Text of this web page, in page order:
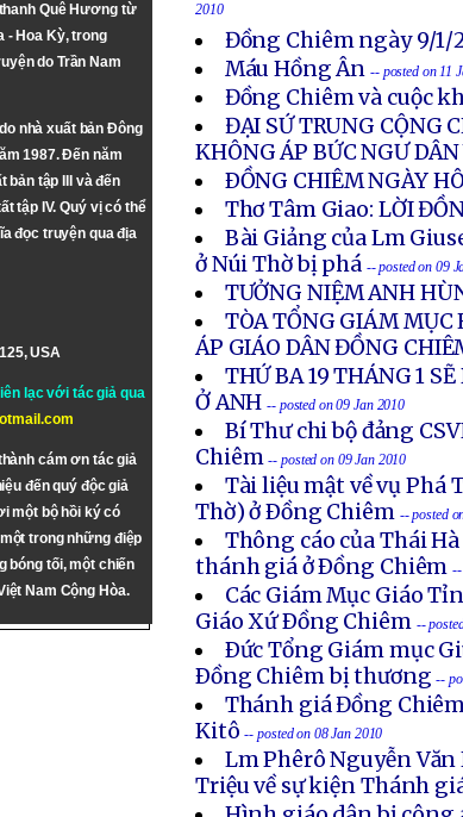
Quê Hương từ
- Hoa Kỳ, trong
do Trần Nam
nhà xuất bản Đông
1987. Đến năm
bản tập III và đến
tập IV. Quý vị có thể
đọc truyện qua địa
USA
lạc với tác giả qua
cám ơn tác giả
đến quý độc giả
một bộ hồi ký có
trong những điệp
bóng tối, một chiến
Nam Cộng Hòa.
2010
Đồng Chiêm ngày 9/1/
Máu Hồng Ân -- posted on 11
Đồng Chiêm và cuộc
ĐẠI SỨ TRUNG CỘNG
KHÔNG ÁP BỨC NGƯ
ÐỒNG CHIÊM NGÀY
Thơ Tâm Giao: LỜI
Bài Giảng của Lm
ở Núi Thờ bị phá -- posted on 09
TƯỞNG NIỆM ANH
TÒA TỔNG GIÁM MỤC
ÁP GIÁO DÂN ĐỒNG
THỨ BA 19 THÁNG 1
Ở ANH -- posted on 09 Jan 2010
Bí Thư chi bộ đảng
Chiêm -- posted on 09 Jan 2010
Tài liệu mật về vụ Phá
Thờ) ở Ðồng Chiêm -- posted
Thông cáo của Thái
thánh giá ở Ðồng Chiêm
Các Giám Mục Giáo
Giáo Xứ Ðồng Chiêm --
Ðức Tổng Giám mục
Ðồng Chiêm bị thương--
Thánh giá Đồng
Kitô-- posted on 08 Jan 2010
Lm Phêrô Nguyễn
Triệu về sự kiện Thánh